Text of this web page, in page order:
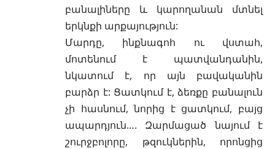
բանալիները և կարողանան մտնել
երկնքի արքայություն:
Մարդը, ինքնագոհ ու վստահ,
մոտենում է պատվանդանին,
նկատում է, որ այն բավականին
բարձր է: Ցատկում է, ձեռքը բանալուն
չի հասնում, նորից է ցատկում, բայց
ապարդյուն…. Զարմացած նայում է
շուրջբոլորը, թզուկներին, որոնցից